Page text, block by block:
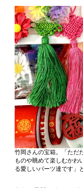
竹岡さんの宝箱。「ただ
ものや眺めて楽しむかわ
る愛しいパーツ達です」